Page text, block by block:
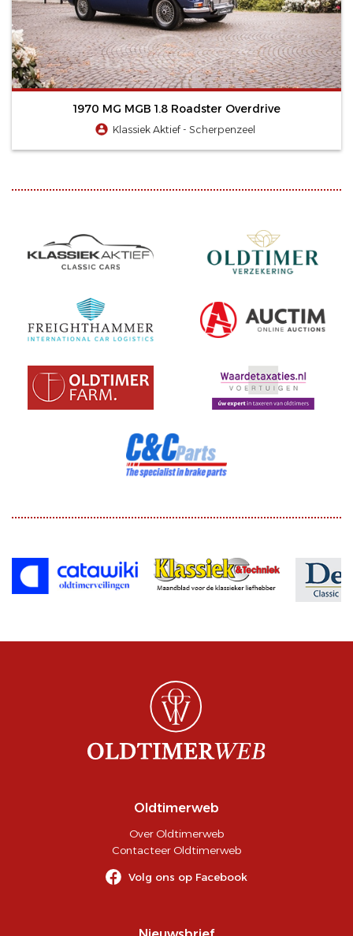
1970 MG MGB 1.8 Roadster Overdrive
Klassiek Aktief - Scherpenzeel
Oldtimerweb
Over Oldtimerweb
Contacteer Oldtimerweb
Volg ons op Facebook